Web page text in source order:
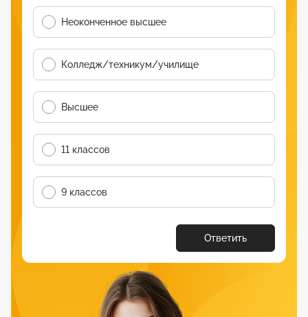
Неоконченное высшее
Колледж/техникум/училище
Высшее
11 классов
9 классов
Ответить